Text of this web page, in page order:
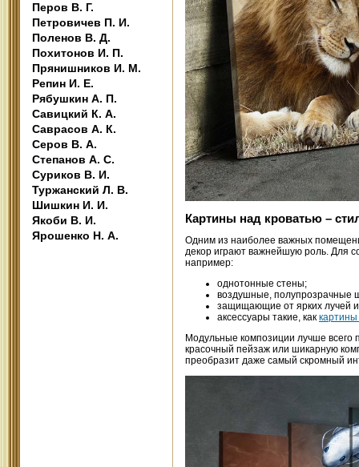
Перов В. Г.
Петровичев П. И.
Поленов В. Д.
Похитонов И. П.
Прянишников И. М.
Репин И. Е.
Рябушкин А. П.
Савицкий К. А.
Саврасов А. К.
Серов В. А.
Степанов А. С.
Суриков В. И.
Туржанский Л. В.
Шишкин И. И.
Якоби В. И.
Ярошенко Н. А.
Картины над кроватью –
Одним из наиболее важных
декор играют важнейшую роль. Для
например:
однотонные стены;
воздушные, полупрозрачные
защищающие от ярких лучей
аксессуары такие, как
Модульные композиции лучше
красочный пейзаж или шикарную
преобразит даже самый скромный